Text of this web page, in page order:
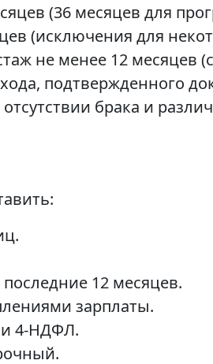
(36 месяцев для
(исключения для
не менее 12 месяцев
подтвержденного
брака и
12 месяцев.
зарплаты.
4-НДФЛ.